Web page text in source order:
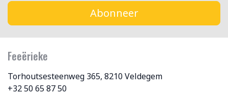
Abonneer
Feeërieke
Torhoutsesteenweg 365, 8210 Veldegem
+32 50 65 87 50